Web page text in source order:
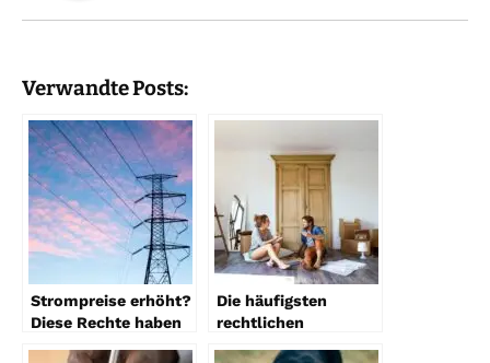
Verwandte Posts:
Strompreise erhöht?
Diese Rechte haben
Die häufigsten
rechtlichen